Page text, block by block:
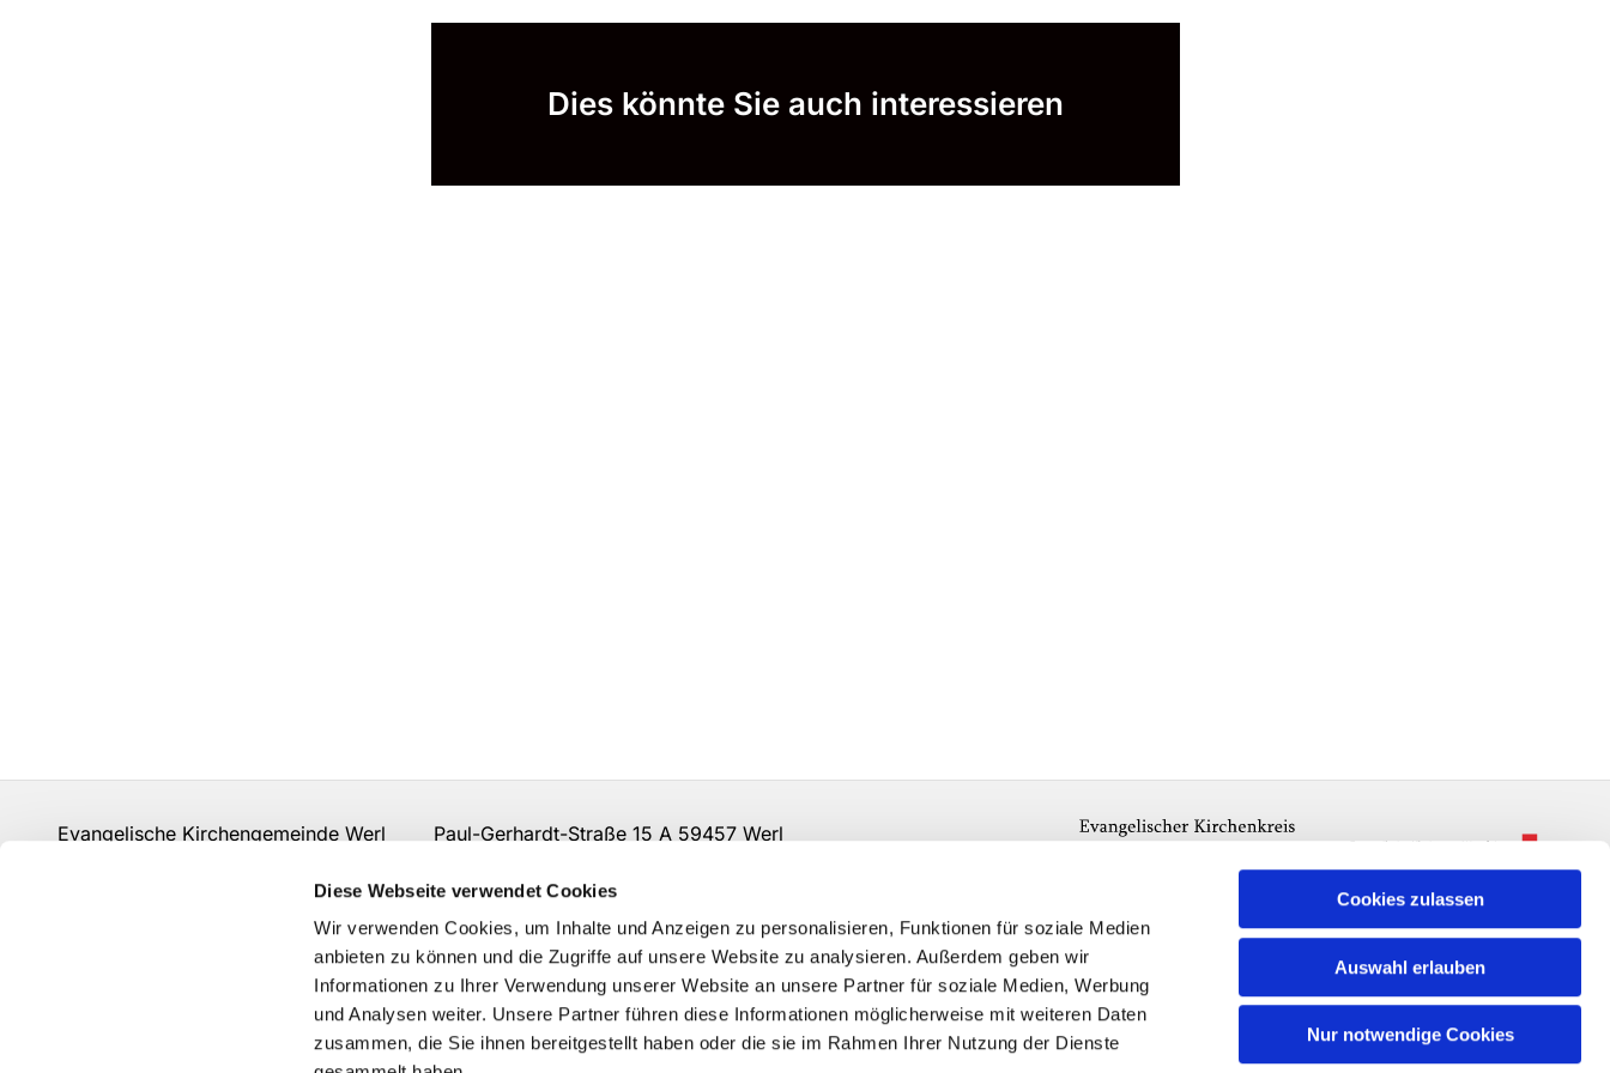
Diese Webseite verwendet Cookies
Wir verwenden Cookies, um Inhalte und Anzeigen zu personalisieren, Funktionen für soziale Medien
anbieten zu können und die Zugriffe auf unsere Website zu analysieren. Außerdem geben wir
Informationen zu Ihrer Verwendung unserer Website an unsere Partner für soziale Medien, Werbung
und Analysen weiter. Unsere Partner führen diese Informationen möglicherweise mit weiteren Daten
zusammen, die Sie ihnen bereitgestellt haben oder die sie im Rahmen Ihrer Nutzung der Dienste
Cookies zulassen
Auswahl erlauben
Nur notwendige Cookies
Dies könnte Sie auch interessieren
Evangelische Kirchengemeinde Werl Paul-Gerhardt-Straße 15 A 59457 Werl